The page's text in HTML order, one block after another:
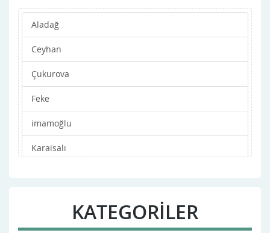
Aladağ
Ceyhan
Çukurova
Feke
imamoğlu
Karaisalı
KATEGORİLER